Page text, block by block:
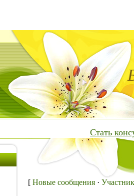
Стать
[ Новые сообщения ·